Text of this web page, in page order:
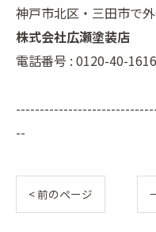
神戸市北区・三田市で
株式会社広瀬塗装店
電話番号 : 0120-40-1616
--
< 前のページ